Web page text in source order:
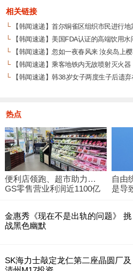
相关链接
└【韩闻速递】首尔铜雀区组织市民进行地
└【韩闻速递】美国FDA认证的高端饮用水
└【韩闻速递】忽如一夜春风来 汝矣岛上
└【韩闻速递】乘客地铁内无故喷射灭火器
└【韩闻速递】韩38岁女子两度生子后遗弃
热点
便利店领跑、超市助力…
GS零售营业利润近1100亿
自由
是导
金惠秀《现在不是出轨的问题》 挑
战黑色幽默
SK海力士敲定龙仁第二座晶圆厂及